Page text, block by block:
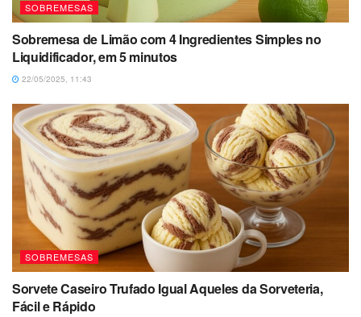
SOBREMESAS
Sobremesa de Limão com 4 Ingredientes Simples no
Liquidificador, em 5 minutos
22/05/2025, 11:43
SOBREMESAS
Sorvete Caseiro Trufado Igual Aqueles da Sorveteria,
Fácil e Rápido